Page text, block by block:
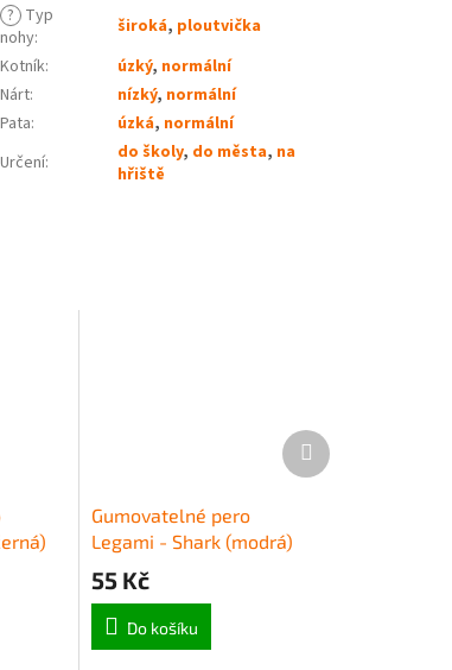
Gumovatelné pero
Legami - Shark (modrá)
55 Kč
Do košíku
Další
produkt
? Typ
nohy: široká, ploutvička
Kotník: úzký, normální
Nárt: nízký, normální
Pata: úzká, normální
Určení: do školy, do města, na
hřiště